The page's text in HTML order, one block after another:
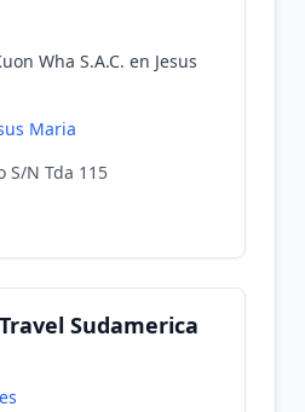
Wha S.A.C. en Jesus
Maria
S/N Tda 115
Sudamerica